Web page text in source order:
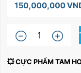
150,000,000
💥CỰC PHẨM TAM